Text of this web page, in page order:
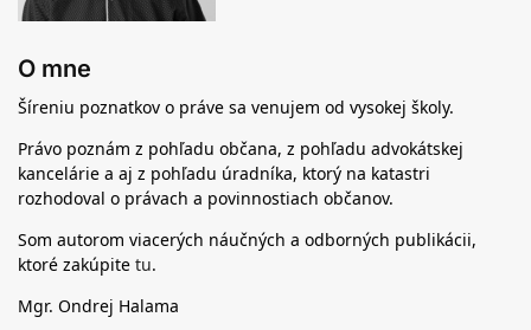
O mne
Šíreniu poznatkov o práve sa venujem od vysokej školy.
Právo poznám z pohľadu občana, z pohľadu advokátskej
kancelárie a aj z pohľadu úradníka, ktorý na katastri
rozhodoval o právach a povinnostiach občanov.
Som autorom viacerých náučných a odborných publikácii,
ktoré zakúpite tu.
Mgr. Ondrej Halama